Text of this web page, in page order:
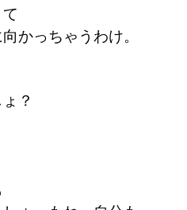
かっちゃうわけ。
？